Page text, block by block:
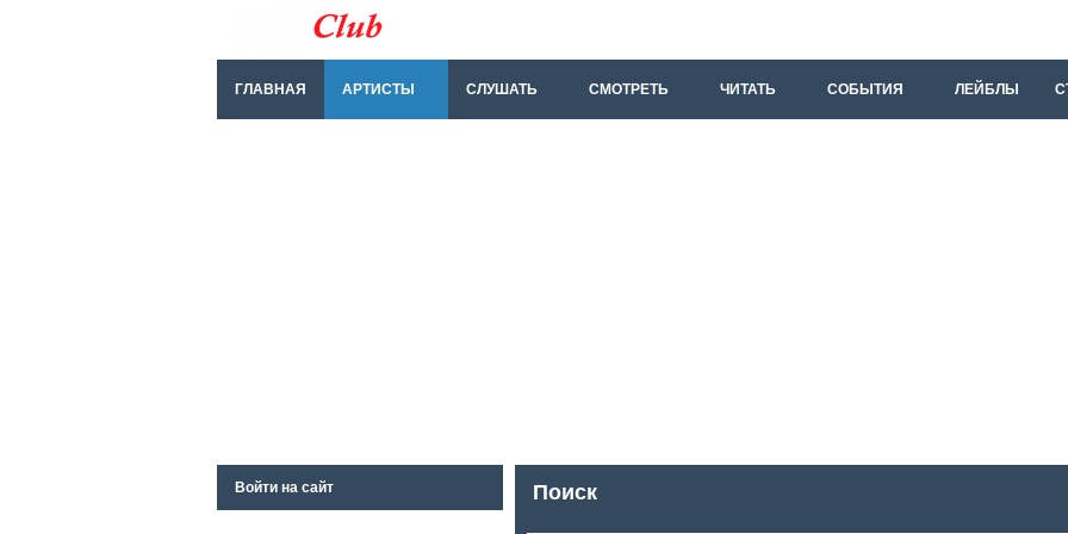
ГЛАВНАЯ АРТИСТЫ СЛУШАТЬ СМОТРЕТЬ ЧИТАТЬ СОБЫТИЯ ЛЕЙБЛЫ
Поиск
Войти на сайт